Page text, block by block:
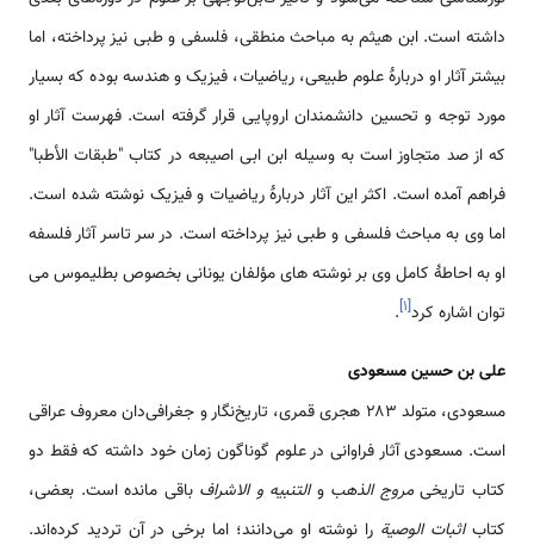
داشته است. ابن هیثم به مباحث منطقی، فلسفی و طبی نیز پرداخته، اما
بیشتر آثار او دربارۀ علوم طبیعی، ریاضیات، فیزیک و هندسه بوده که بسیار
مورد توجه و تحسین دانشمندان اروپایی قرار گرفته است. فهرست آثار او
که از صد متجاوز است به وسیله ابن ابی اصیبعه در کتاب "طبقات الأطبا"
فراهم آمده است. اکثر این آثار دربارۀ ریاضیات و فیزیک نوشته شده است.
اما وی به مباحث فلسفی و طبی نیز پرداخته است. در سر تاسر آثار فلسفه
او به احاطۀ کامل وی بر نوشته های مؤلفان یونانی بخصوص بطلیموس می
توان اشاره کرد[۱]
.
علی بن حسین مسعودی
مسعودی، متولد ۲۸۳ هجری قمری، تاریخ‌نگار و جغرافی‌دان معروف عراقی
است. مسعودی آثار فراوانی در علوم گوناگون زمان خود داشته که فقط دو
کتاب تاریخیمروج الذهب والتنبیه و الاشراف باقی مانده است. بعضی،
کتاباثبات الوصیة را نوشته او می‌دانند؛ اما برخی در آن تردید کرده‌اند.